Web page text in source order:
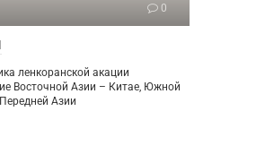
0
ленкоранской акации
Восточной Азии – Китае, Южной
Азии